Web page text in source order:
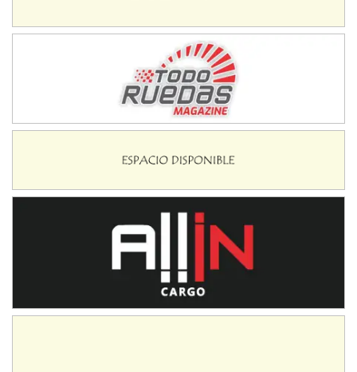
IAME SERIES ARGENTINA 6
Ciudad de Trenque Lauquen (Asfalto)
Trenque Lauquen (Buenos Aires)
ENTRERRIANO - F6 (POSTERGADA)